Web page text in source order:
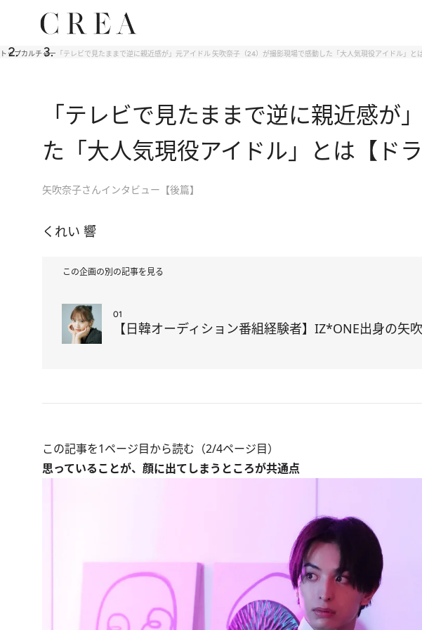
トップカルチャー 「テレビで見たままで逆に親近感が」元アイドル 矢吹奈子（24）が撮影現場で感動した「大人気現役アイドル」と
「テレビで見たままで逆に親近感
た「大人気現役アイドル」とは【ド
矢吹奈子さんインタビュー【後篇】
くれい 響
この企画の別の記事を見る
01
【日韓オーディション番組経験者】IZ*ONE出身の矢
この記事を1ページ目から読む（2/4ページ目）
思っていることが、顔に出てしまうところが共通点